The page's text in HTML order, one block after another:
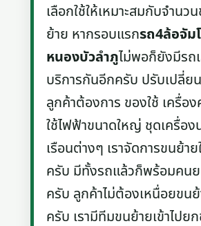
เลือกใช้ให้เหมาะสมกับจำน
ย้าย หากรอบแรกรถ4ล้อจัม
หนองบัวลำภูไม่พอก็ยังมีรถ
บริการกันอีกครับ ปรับเปลี่ย
ลูกค้าต้องการ ของใช้ เครื่อง
ใช้ไฟฟ้าขนาดใหญ่ ชุดเครื่อง
เรือนต่างๆ เราจัดการขนย้า
ครับ มีทั้งรถแล้วก็พร้อมคน
ครับ ลูกค้าไม่ต้องเหนื่อยขนย้
ครับ เรามีทีมขนย้ายเข้าไปย